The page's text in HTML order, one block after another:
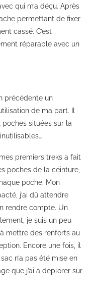
qui m’a déçu. Après
permettant de fixer
cassé. C’est
réparable avec un
précédente un
de ma part. Il
poches situées sur la
premiers treks a fait
poches de la ceinture,
poche. Mon
j’ai dû attendre
rendre compte. Un
je suis un peu
mettre des renforts au
Encore une fois, il
n’a pas été mise en
que j’ai à déplorer sur